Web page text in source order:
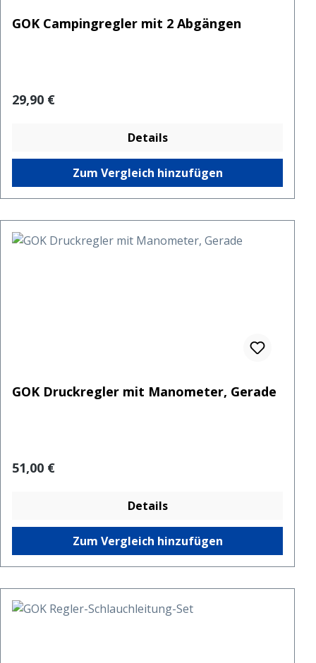
GOK Campingregler mit 2 Abgängen
Regulärer Preis:
29,90 €
Details
Zum Vergleich hinzufügen
GOK Druckregler mit Manometer, Gerade
Regulärer Preis:
51,00 €
Details
Zum Vergleich hinzufügen